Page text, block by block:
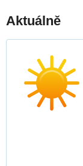
Aktuálně